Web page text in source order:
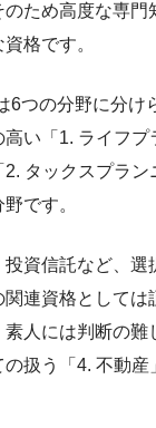
ため高度な専門
格です。
6つの分野に分け
い「1. ライフ
タックスプラン
です。
資信託など、選
連資格としては
人には判断の難
扱う「4. 不動産